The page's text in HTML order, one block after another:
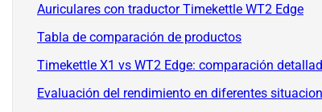
Auriculares con traductor Timekettle WT2 Edge
Tabla de comparación de productos
Timekettle X1 vs WT2 Edge: comparación
Evaluación del rendimiento en diferentes